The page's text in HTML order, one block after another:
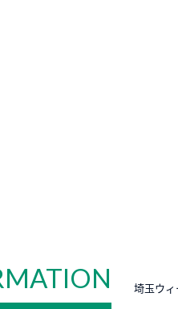
埼玉ウ